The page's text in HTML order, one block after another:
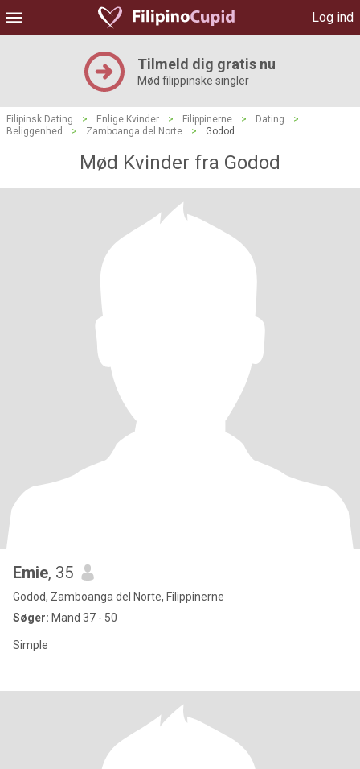
Log ind
Tilmeld dig gratis nu
Mød filippinske singler
Filipinsk Dating > Enlige Kvinder > Filippinerne > Dating
>
Beliggenhed
> Zamboanga del Norte > Godod
Mød Kvinder fra Godod
Emie, 35
Godod, Zamboanga del Norte, Filippinerne
Søger: Mand 37 - 50
Simple